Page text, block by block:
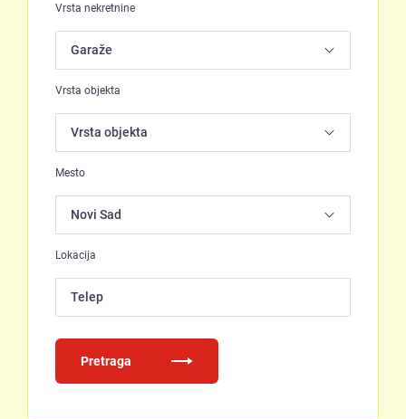
Vrsta nekretnine
Vrsta objekta
Mesto
Lokacija
Telep
Pretraga